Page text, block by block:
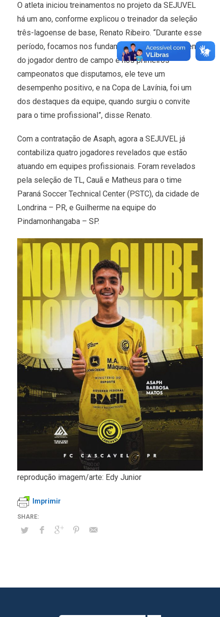
O atleta iniciou treinamentos no projeto da SEJUVEL
há um ano, conforme explicou o treinador da seleção
três-lagoense de base, Renato Ribeiro. “Durante esse
período, focamos nos fundamentos e posicionamento
do jogador dentro de campo e nos primeiros
campeonatos que disputamos, ele teve um
desempenho positivo, e na Copa de Lavínia, foi um
dos destaques da equipe, quando surgiu o convite
para o time profissional”, disse Renato.
Com a contratação de Asaph, agora a SEJUVEL já
contabiliza quatro jogadores revelados que estão
atuando em equipes profissionais. Foram revelados
pela seleção de TL, Cauã e Matheus para o time
Paraná Soccer Technical Center (PSTC), da cidade de
Londrina – PR, e Guilherme na equipe do
Pindamonhangaba – SP.
reprodução imagem/arte: Edy Junior
Imprimir